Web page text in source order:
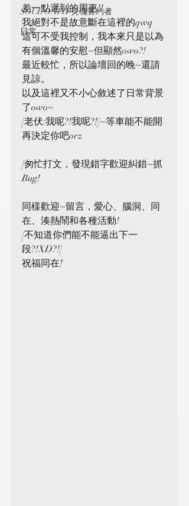
SOUL OATH/灵魂誓约者
日常
差一點遲到的周更!!
我絕對不是故意斷在這裡的qwq
這可不受我控制，我本來只是以為
有個溫馨的安慰~但顯然owo?!
最近較忙，所以論壇回的晚~還請
見諒。
以及這裡又不小心敘述了日常背景
了owo~
[老伏:我呢?!我呢?!]~等車能不能開
再決定你吧orz
[匆忙打文，發現錯字歡迎糾錯~抓
Bug!
同樣歡迎~留言，愛心、腦洞、同
在、湊熱鬧和各種活動!
[不知道你們能不能逼出下一
段?!XD?!]
祝福同在!